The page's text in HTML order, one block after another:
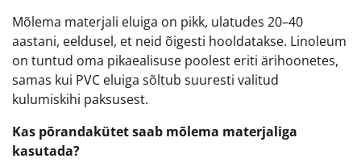
Mõlema materjali eluiga on pikk, ulatudes 20–40
aastani, eeldusel, et neid õigesti hooldatakse. Linoleum
on tuntud oma pikaealisuse poolest eriti ärihoonetes,
samas kui PVC eluiga sõltub suuresti valitud
kulumiskihi paksusest.
Kas põrandakütet saab mõlema materjaliga
kasutada?